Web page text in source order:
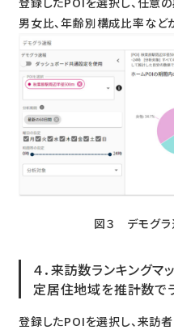
男女比、年齢別構成比率などが
図３ デモグラ
４．来訪数ランキング
定居住地域を推計数で
登録したPOIを選択し、来訪